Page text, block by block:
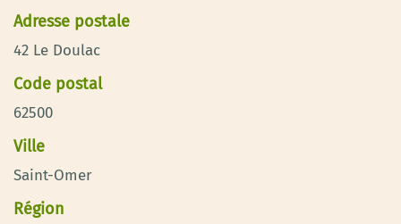
Adresse postale
42 Le Doulac
Code postal
62500
Ville
Saint-Omer
Région